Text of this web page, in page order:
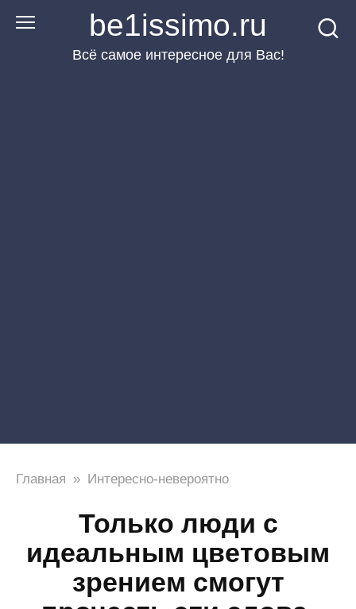
Перейти
be1issimo.ru
Всё самое интересное для Вас!
Главная » Интересно-невероятно
Только люди c
идеальным цветовым
зрением смогут